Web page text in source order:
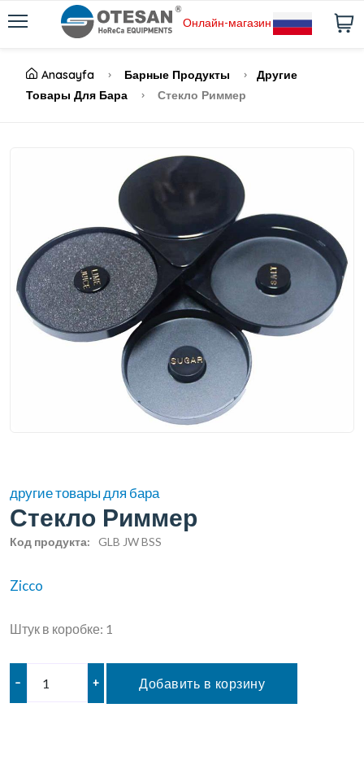
Онлайн-магазин
Anasayfa Барные Продукты
Другие
Товары Для Бара
Стекло Риммер
другие товары для бара
Стекло Риммер
Код продукта: GLB JW BSS
Zicco
Штук в коробке: 1
– + Добавить в корзину